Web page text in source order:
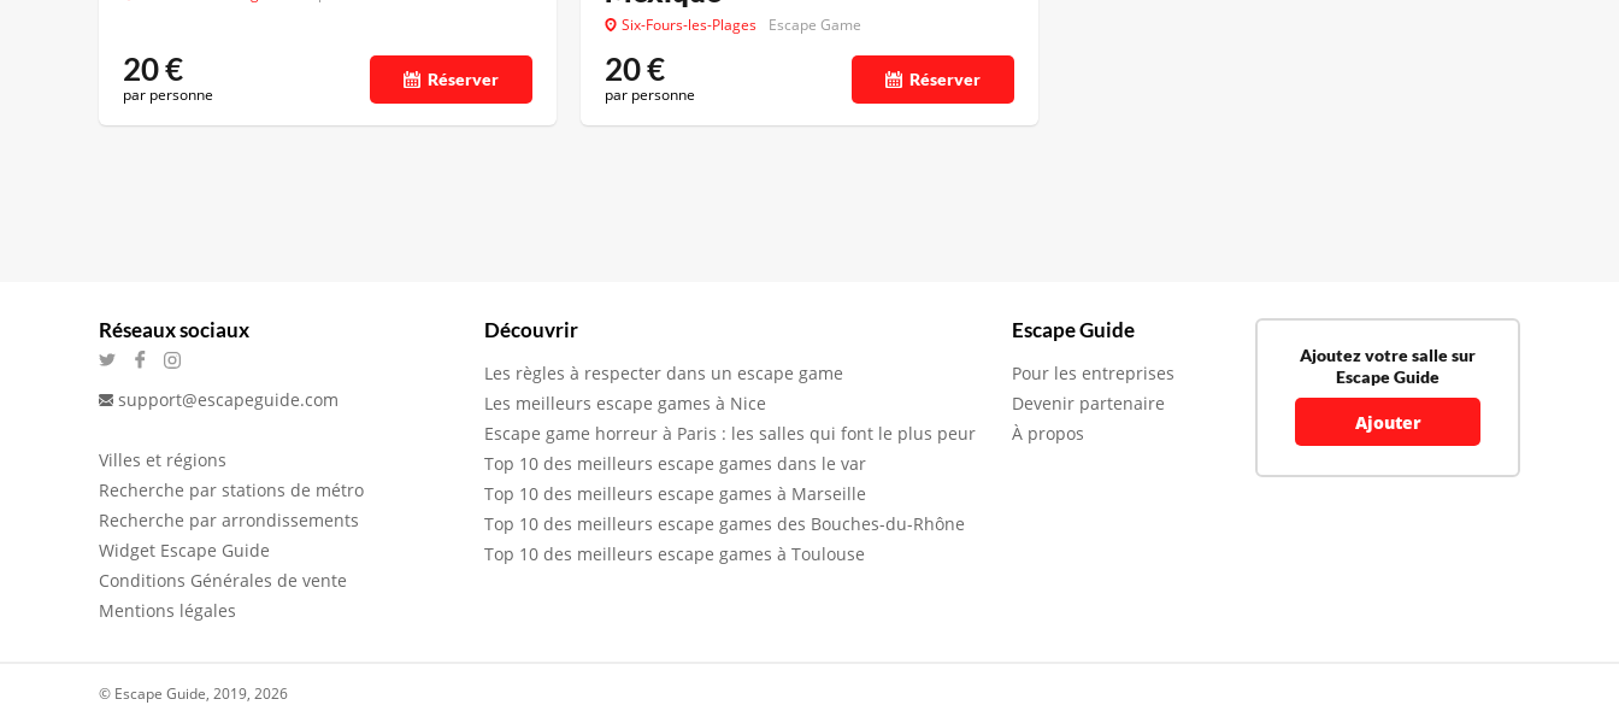
20€
par personne
Réserver
Six-Fours-les-Plages Escape Game
20€
par personne
Réserver
Réseaux sociaux
support@escapeguide.com
Villes et régions
Recherche par stations de métro
Recherche par arrondissements
Widget Escape Guide
Conditions Générales de vente
Mentions légales
Découvrir
Les règles à respecter dans un escape game
Les meilleurs escape games à Nice
Escape game horreur à Paris : les salles qui font le plus peur
Top 10 des meilleurs escape games dans le var
Top 10 des meilleurs escape games à Marseille
Top 10 des meilleurs escape games des Bouches-du-Rhône
Top 10 des meilleurs escape games à Toulouse
Escape Guide
Pour les entreprises
Devenir partenaire
À propos
Ajoutez votre salle sur
Escape Guide
Ajouter
© Escape Guide, 2019, 2026